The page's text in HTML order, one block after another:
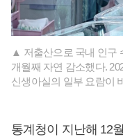
▲ 저출산으로 국내 인구
개월째 자연 감소했다.
신생아실의 일부 요람이
통계청이 지난해 12